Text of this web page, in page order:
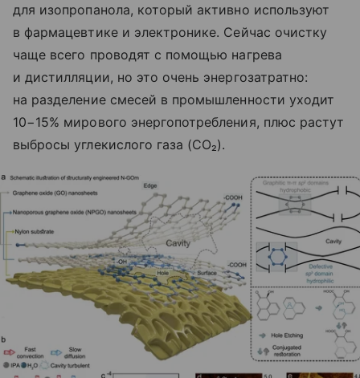
для изопропанола, который активно используют
в фармацевтике и электронике. Сейчас очистку
чаще всего проводят с помощью нагрева
и дистилляции, но это очень энергозатратно:
на разделение смесей в промышленности уходит
10−15% мирового энергопотребления, плюс растут
выбросы углекислого газа (CO₂).